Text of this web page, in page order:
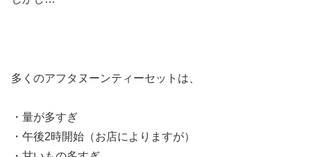
多くのアフタヌーンティーセットは、
・量が多すぎ
・午後2時開始（お店によりますが）